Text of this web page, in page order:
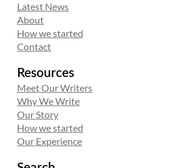
Latest News
About
How we started
Contact
Resources
Meet Our Writers
Why We Write
Our Story
How we started
Our Experience